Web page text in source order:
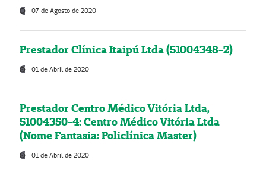
07 de Agosto de 2020
Prestador Clínica Itaipú Ltda (51004348-2)
01 de Abril de 2020
Prestador Centro Médico Vitória Ltda,
51004350-4: Centro Médico Vitória Ltda
(Nome Fantasia: Policlínica Master)
01 de Abril de 2020